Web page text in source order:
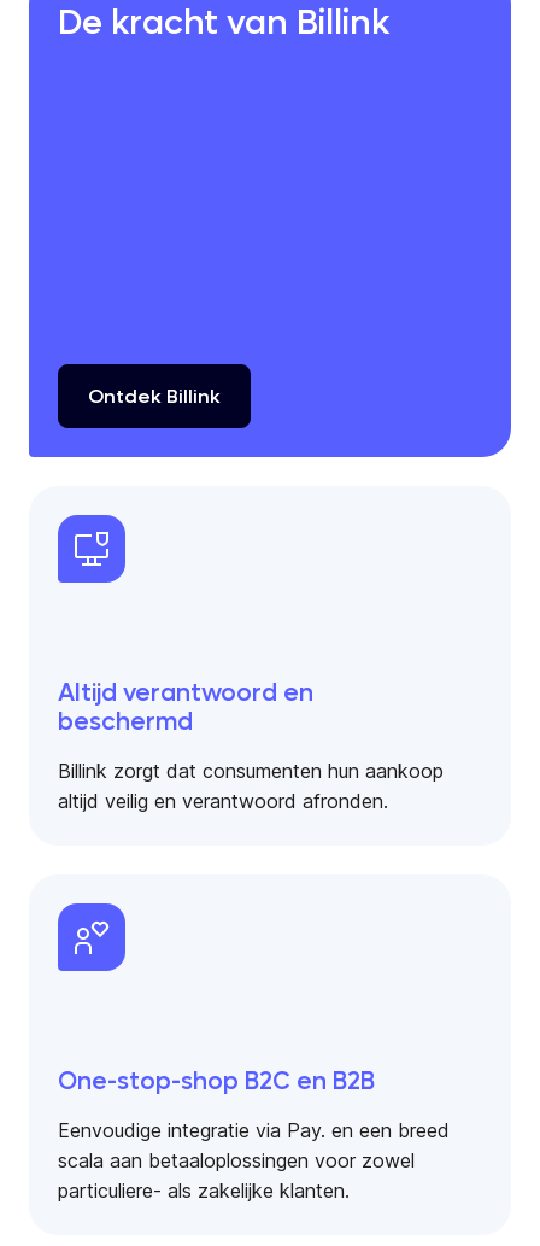
De kracht van Billink
Ontdek Billink
Altijd verantwoord en
beschermd
Billink zorgt dat consumenten hun aankoop
altijd veilig en verantwoord afronden.
One-stop-shop B2C en B2B
Eenvoudige integratie via Pay. en een breed
scala aan betaaloplossingen voor zowel
particuliere- als zakelijke klanten.